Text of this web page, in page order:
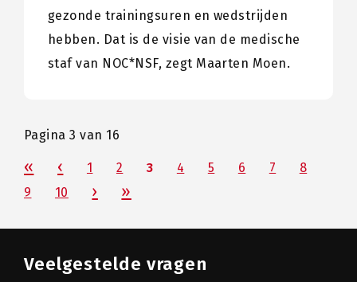
gezonde trainingsuren en wedstrijden
hebben. Dat is de visie van de medische
staf van NOC*NSF, zegt Maarten Moen.
Pagina 3 van 16
1 2 3 4 5 6 7
8
9
10
Veelgestelde vragen